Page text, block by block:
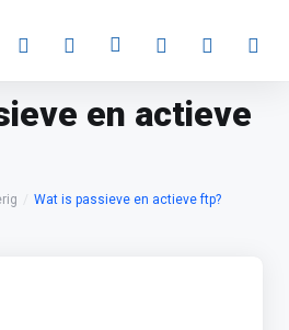
en actieve
Wat is passieve en actieve ftp?